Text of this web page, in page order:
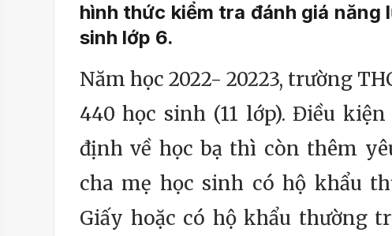
hình thức kiểm tra đánh giá
sinh lớp 6.
Năm học 2022- 20223, trường
440 học sinh (11 lớp). Điều
định về học bạ thì còn thêm
cha mẹ học sinh có hộ khẩu
Giấy hoặc có hộ khẩu thường